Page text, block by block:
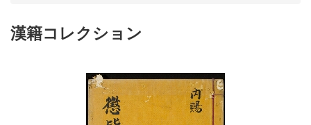
漢籍コレクション